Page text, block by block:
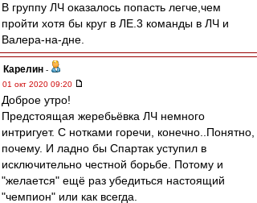
В группу ЛЧ оказалось попасть легче,чем
пройти хотя бы круг в ЛЕ.3 команды в ЛЧ и
Валера-на-дне.
Карелин -
01 окт 2020 09:20
Доброе утро!
Предстоящая жеребьёвка ЛЧ немного
интригует. С нотками горечи, конечно..Понятно,
почему. И ладно бы Спартак уступил в
исключительно честной борьбе. Потому и
"желается" ещё раз убедиться настоящий
"чемпион" или как всегда.